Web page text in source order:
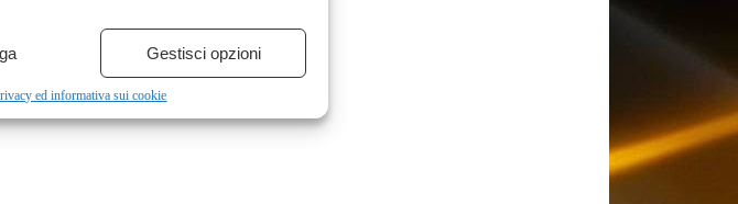
Gestisci opzioni
ed informativa sui cookie